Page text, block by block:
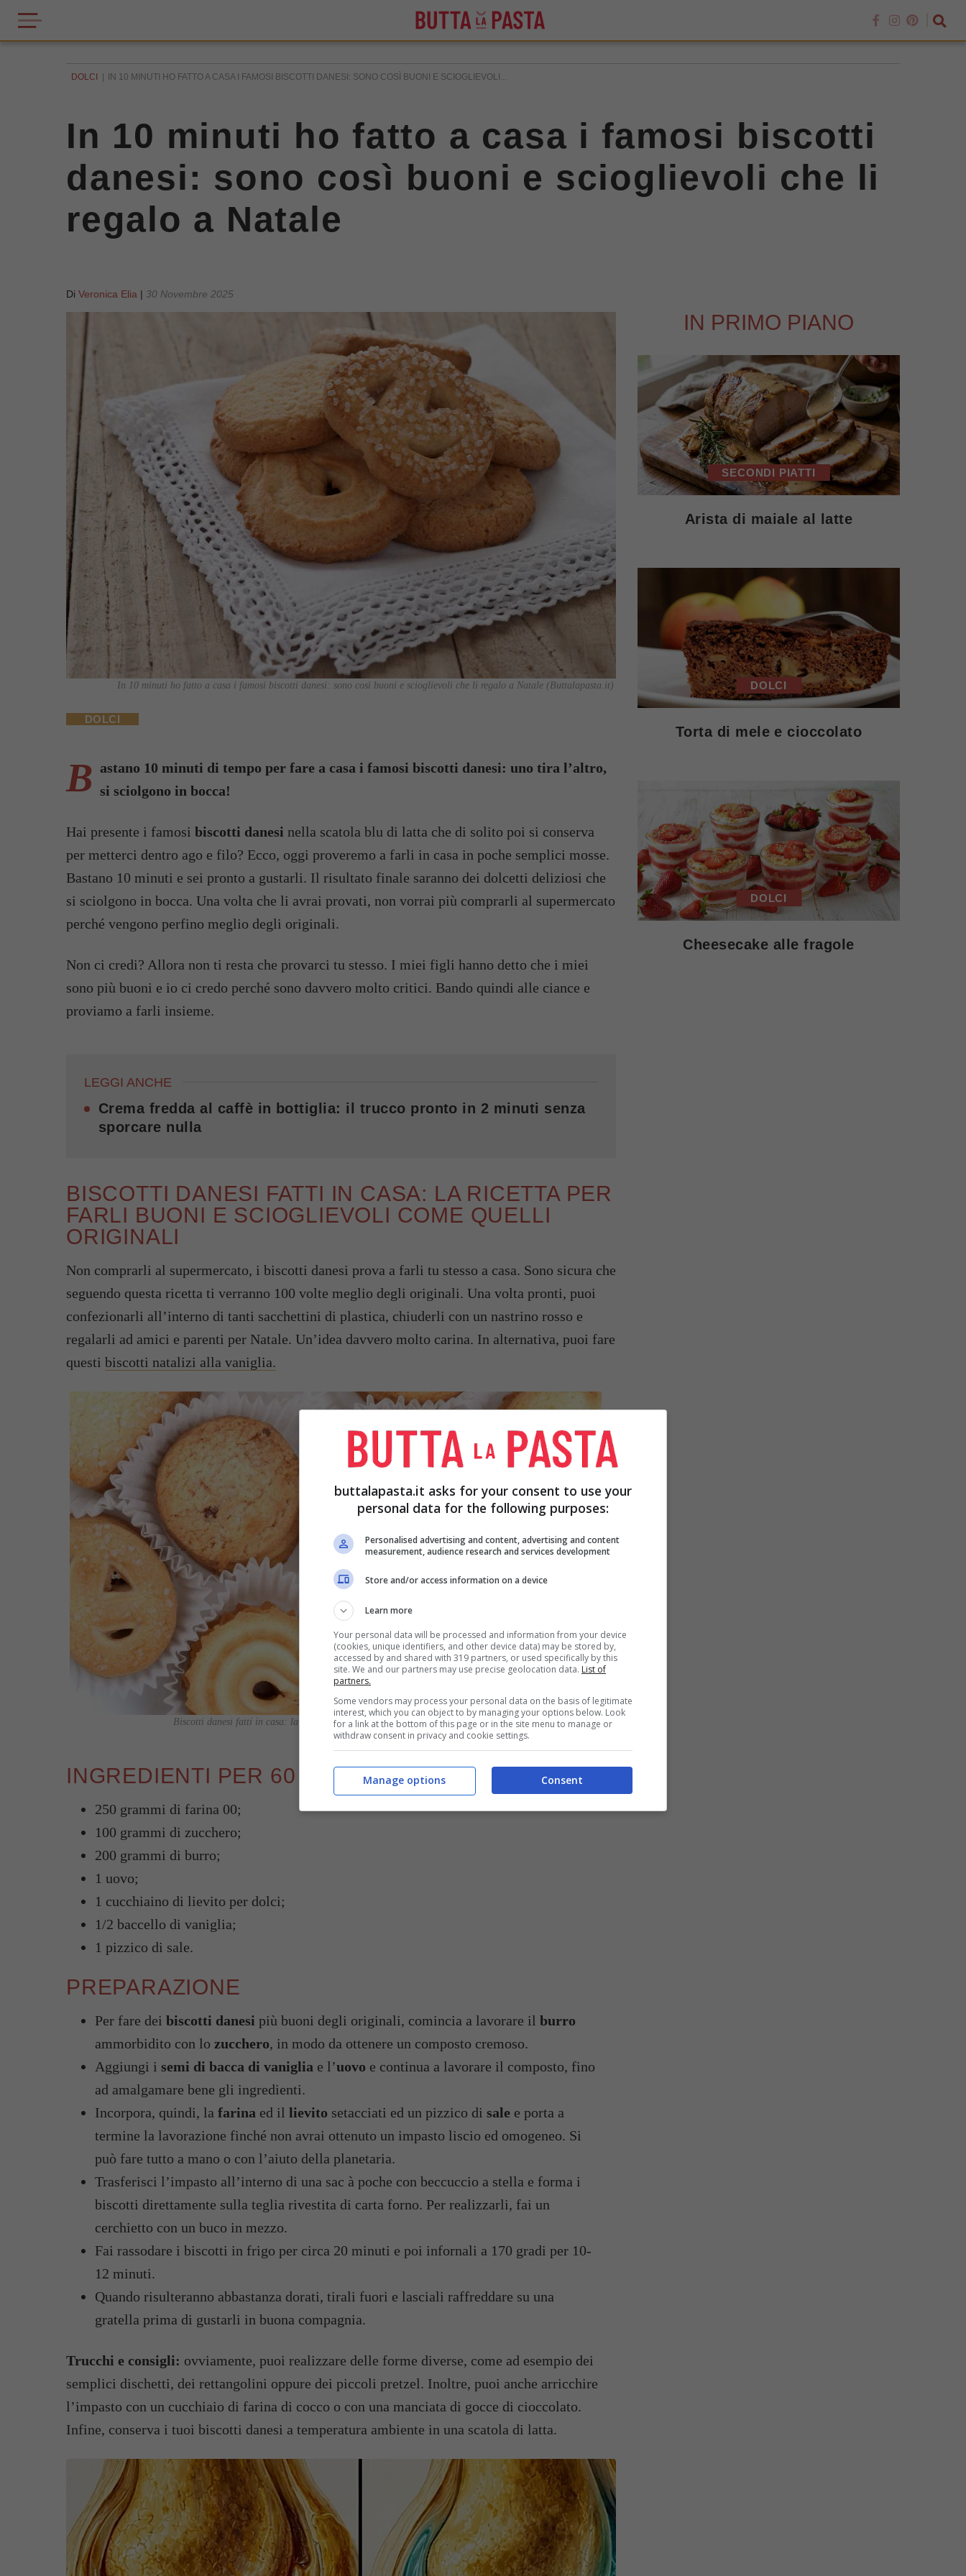
DOLCI IN 10 MINUTI HO FATTO A CASA I FAMOSI BISCOTTI DANESI: SONO COSÌ BUONI E SCIOGLIEVOLI...
In 10 minuti ho fatto a casa i famosi biscotti
danesi: sono così buoni e scioglievoli che li
regalo a Natale
Di Veronica Elia | 30 Novembre 2025
In 10 minuti ho fatto a casa i famosi biscotti danesi: sono così buoni e scioglievoli che li regalo a Natale (Buttalapasta.it)
DOLCI
B astano 10 minuti di tempo per fare a casa i famosi biscotti danesi: uno tira l’altro,
si sciolgono in bocca!
Hai presente i famosi biscotti danesi nella scatola blu di latta che di solito poi si conserva
per metterci dentro ago e filo? Ecco, oggi proveremo a farli in casa in poche semplici mosse.
Bastano 10 minuti e sei pronto a gustarli. Il risultato finale saranno dei dolcetti deliziosi che
si sciolgono in bocca. Una volta che li avrai provati, non vorrai più comprarli al supermercato
perché vengono perfino meglio degli originali.
Non ci credi? Allora non ti resta che provarci tu stesso. I miei figli hanno detto che i miei
sono più buoni e io ci credo perché sono davvero molto critici. Bando quindi alle ciance e
proviamo a farli insieme.
LEGGI ANCHE
Crema fredda al caffè in bottiglia: il trucco pronto in 2 minuti senza
sporcare nulla
BISCOTTI DANESI FATTI IN CASA: LA RICETTA PER
FARLI BUONI E SCIOGLIEVOLI COME QUELLI
ORIGINALI
Non comprarli al supermercato, i biscotti danesi prova a farli tu stesso a casa. Sono sicura che
seguendo questa ricetta ti verranno 100 volte meglio degli originali. Una volta pronti, puoi
confezionarli all’interno di tanti sacchettini di plastica, chiuderli con un nastrino rosso e
regalarli ad amici e parenti per Natale. Un’idea davvero molto carina. In alternativa, puoi fare
questi biscotti natalizi alla vaniglia.
Biscotti danesi fatti in casa: la ricetta per farli buoni e scioglievoli come quelli originali (Buttalapasta.it)
INGREDIENTI PER 60 BISCOTTI
250 grammi di farina 00;
100 grammi di zucchero;
200 grammi di burro;
1 uovo;
1 cucchiaino di lievito per dolci;
1/2 baccello di vaniglia;
1 pizzico di sale.
PREPARAZIONE
Per fare dei biscotti danesi più buoni degli originali, comincia a lavorare il burro
ammorbidito con lo zucchero, in modo da ottenere un composto cremoso.
Aggiungi i semi di bacca di vaniglia e l’uovo e continua a lavorare il composto, fino
ad amalgamare bene gli ingredienti.
Incorpora, quindi, la farina ed il lievito setacciati ed un pizzico di sale e porta a
termine la lavorazione finché non avrai ottenuto un impasto liscio ed omogeneo. Si
può fare tutto a mano o con l’aiuto della planetaria.
Trasferisci l’impasto all’interno di una sac à poche con beccuccio a stella e forma i
biscotti direttamente sulla teglia rivestita di carta forno. Per realizzarli, fai un
cerchietto con un buco in mezzo.
Fai rassodare i biscotti in frigo per circa 20 minuti e poi infornali a 170 gradi per 10-
12 minuti.
Quando risulteranno abbastanza dorati, tirali fuori e lasciali raffreddare su una
gratella prima di gustarli in buona compagnia.
Trucchi e consigli: ovviamente, puoi realizzare delle forme diverse, come ad esempio dei
semplici dischetti, dei rettangolini oppure dei piccoli pretzel. Inoltre, puoi anche arricchire
l’impasto con un cucchiaio di farina di cocco o con una manciata di gocce di cioccolato.
Infine, conserva i tuoi biscotti danesi a temperatura ambiente in una scatola di latta.
IN PRIMO PIANO
SECONDI PIATTI
Arista di maiale al latte
DOLCI
Torta di mele e cioccolato
DOLCI
Cheesecake alle fragole
buttalapasta.it asks for your consent to use your
personal data for the following purposes:
Personalised advertising and content, advertising and content
measurement, audience research and services development
Store and/or access information on a device
Learn more
Your personal data will be processed and information from your device
(cookies, unique identifiers, and other device data) may be stored by,
accessed by and shared with 319 partners, or used specifically by this
site. We and our partners may use precise geolocation data. List of
partners.
Some vendors may process your personal data on the basis of legitimate
interest, which you can object to by managing your options below. Look
for a link at the bottom of this page or in the site menu to manage or
withdraw consent in privacy and cookie settings.
Consent
Manage options